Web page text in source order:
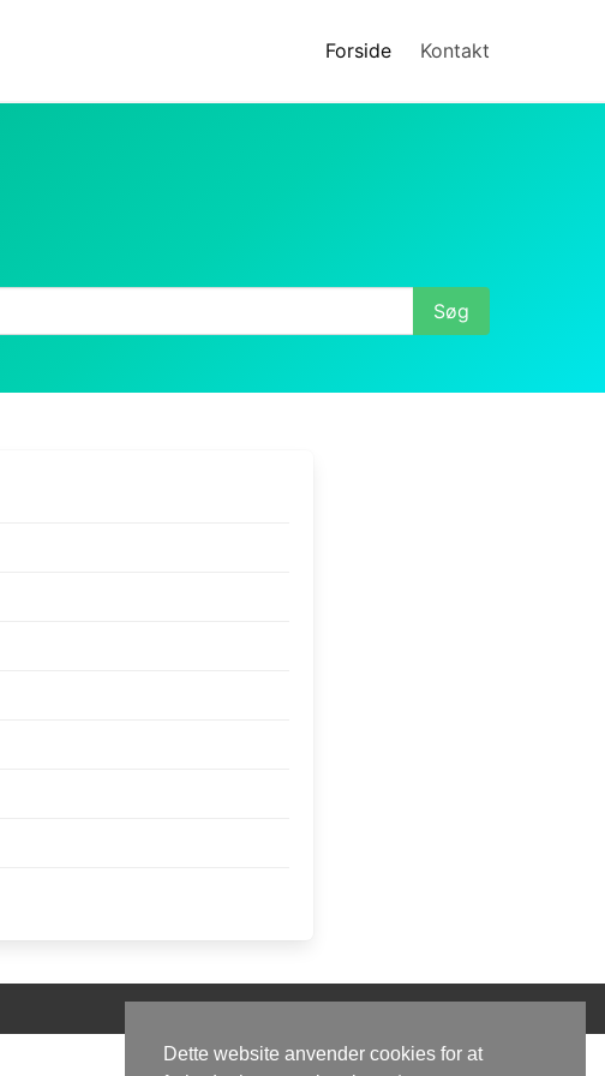
Forside Kontakt
Dette website anvender cookies for at